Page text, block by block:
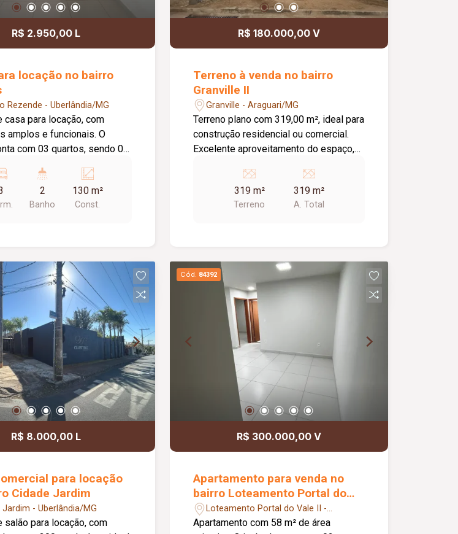
R$ 2.950,00 L
locação no bairro
Rezende - Uberlândia/MG
casa para locação, com
amplos e funcionais. O
com 03 quartos, sendo 01
armário sob a pia e
banheiro social com box
área de serviço com 01
praticidade e conforto para
2
Banho
130 m²
Const.
R$ 180.000,00 V
Terreno à venda no bairro
Granville II
Granville - Araguari/MG
Terreno plano com 319,00 m², ideal para
construção residencial ou comercial.
Excelente aproveitamento do espaço,
execução do projeto e ótimo potencial
de valorização.
319 m²
Terreno
319 m²
A. Total
R$ 8.000,00 L
para locação
Cidade Jardim
Jardim - Uberlândia/MG
salão para locação, com
Cód. 84392
R$ 300.000,00 V
Apartamento para venda no
bairro Loteamento Portal do
Vale II
Loteamento Portal do Vale II -
Uberlândia/MG
Apartamento com 58 m² de área